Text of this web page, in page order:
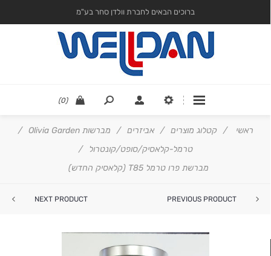
ברוכים הבאים לחברת וולדן סחר בע"מ
(0)
ראשי / קטלוג מוצרים / אביזרים / מברשות Olivia Garden
/
טרמל-קלאסיק/סופט/קונטרול
/
מברשת פרו טרמל T85 (קלאסיק החדש)
PREVIOUS PRODUCT
NEXT PRODUCT